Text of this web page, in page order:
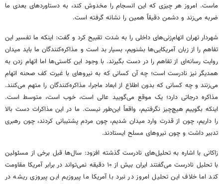
ماست. امروز هر چیزی که این انسجام را مخدوش کند، به دستاوردهای بعدی ما
ضربه می‌زند و دشمن دقیقاً همین را نشانه گرفته است.
شهردار تهران اتهام‌زنی‌های داخلی را به شدت تقبیح کرد و گفت: اینکه ما تفسیر این
تفاهم را از زبان آمریکایی‌ها بشنویم، بسیار بد است و مذاکره‌کنندگان ما باید میدان
روایت رسانه‌ای از تفاهم را در دست بگیرند. با وجود این کاستی‌ها اما اتهام زدن به
همدیگر نیز نادرست است؛ چه آن کسانی که به نیروهای با غیرت کف صحنه اتهام
می‌زنند و چه کسانی که بدون اطلاع از ابعاد ماجرا، مذاکره‌کنندگان را متهم می‌کنند.
مذاکره درجاتی دارد؛ یک موقع می‌گویید عالی است، خوب است، متوسط است.
اینکه بگوییم هیچ‌چیز نگرفتیم، واقعاً این‌طور نیست. ما در این مذاکرات دست بالا
را داریم، چون از قدرت وارد میدان شدیم، چون مردم پشتیبانی کردند، چون رهبری
تدبیر داشت و چون نیروهای مسلح ایستادند.
زاکانی با اشاره به تحلیل‌های نادرست گذشته افزود: سال‌ها قبل برخی از مسئولین
با تحلیل نادرست می‌گفتند ایران بیش از ۱۰ دقیقه نمی‌تواند در برابر آمریکا مقاومت
کند اما خلاف این تحلیل امروز در نبرد با آمریکا ما پیروزیم این پیروزی ریشه در